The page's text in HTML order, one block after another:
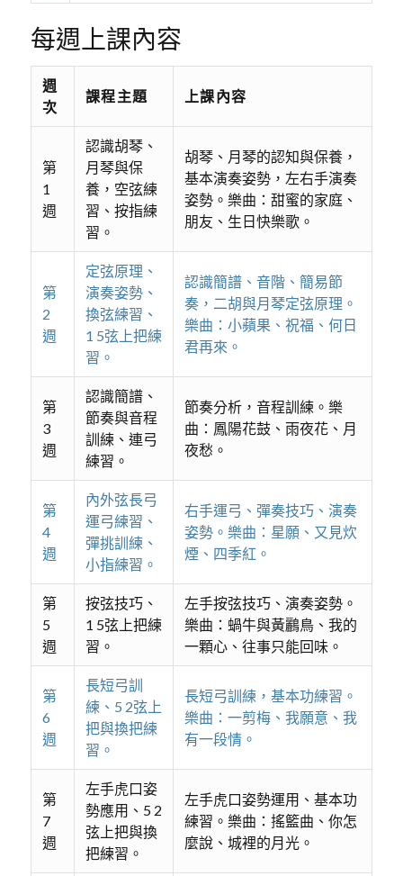
每週上課內容
週
次
課程主題 上課內容
第
1
週
認識胡琴、
月琴與保
養，空弦練
習、按指練
習。
胡琴、月琴的認知與保養，
基本演奏姿勢，左右手演奏
姿勢。樂曲：甜蜜的家庭、
朋友、生日快樂歌。
第
2
週
定弦原理、
演奏姿勢、
換弦練習、
1 5弦上把練
習。
認識簡譜、音階、簡易節
奏，二胡與月琴定弦原理。
樂曲：小蘋果、祝福、何日
君再來。
第
3
週
認識簡譜、
節奏與音程
訓練、連弓
練習。
節奏分析，音程訓練。樂
曲：鳳陽花鼓、雨夜花、月
夜愁。
第
4
週
內外弦長弓
運弓練習、
彈挑訓練、
小指練習。
右手運弓、彈奏技巧、演奏
姿勢。樂曲：星願、又見炊
煙、四季紅。
第
5
週
按弦技巧、
1 5弦上把練
習。
左手按弦技巧、演奏姿勢。
樂曲：蝸牛與黃鸝鳥、我的
一顆心、往事只能回味。
第
6
週
長短弓訓
練、5 2弦上
把與換把練
習。
長短弓訓練，基本功練習。
樂曲：一剪梅、我願意、我
有一段情。
第
7
週
左手虎口姿
勢應用、5 2
弦上把與換
把練習。
左手虎口姿勢運用、基本功
練習。樂曲：搖籃曲、你怎
麼說、城裡的月光。